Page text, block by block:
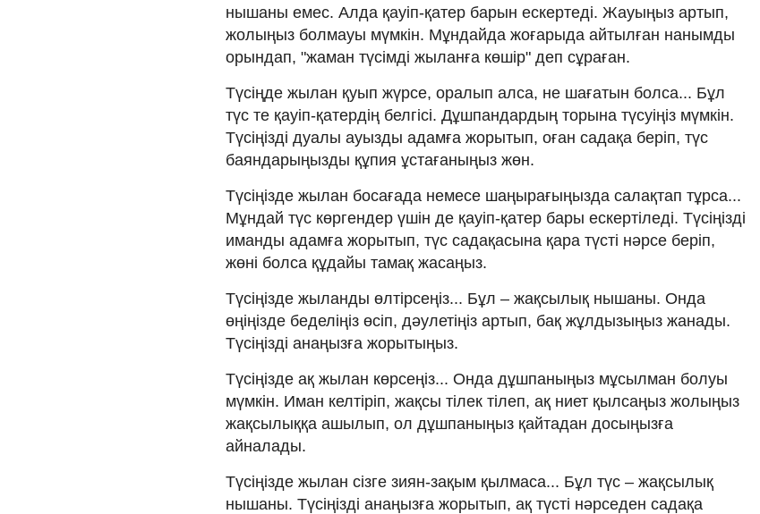
нышаны емес. Алда қауіп-қатер барын ескертеді. Жауыңыз артып,
жолыңыз болмауы мүмкін. Мұндайда жоғарыда айтылған нанымды
орындап, "жаман түсімді жыланға көшір" деп сұраған.
Түсіңде жылан қуып жүрсе, оралып алса, не шағатын болса... Бұл
түс те қауіп-қатердің белгісі. Дұшпандардың торына түсуіңіз мүмкін.
Түсіңізді дуалы ауызды адамға жорытып, оған садақа беріп, түс
баяндарыңызды құпия ұстағаныңыз жөн.
Түсіңізде жылан босағада немесе шаңырағыңызда салақтап тұрса...
Мұндай түс көргендер үшін де қауіп-қатер бары ескертіледі. Түсіңізді
иманды адамға жорытып, түс садақасына қара түсті нәрсе беріп,
жөні болса құдайы тамақ жасаңыз.
Түсіңізде жыланды өлтірсеңіз... Бұл – жақсылық нышаны. Онда
өңіңізде беделіңіз өсіп, дәулетіңіз артып, бақ жұлдызыңыз жанады.
Түсіңізді анаңызға жорытыңыз.
Түсіңізде ақ жылан көрсеңіз... Онда дұшпаныңыз мұсылман болуы
мүмкін. Иман келтіріп, жақсы тілек тілеп, ақ ниет қылсаңыз жолыңыз
жақсылыққа ашылып, ол дұшпаныңыз қайтадан досыңызға
айналады.
Түсіңізде жылан сізге зиян-зақым қылмаса... Бұл түс – жақсылық
нышаны. Түсіңізді анаңызға жорытып, ақ түсті нәрседен садақа